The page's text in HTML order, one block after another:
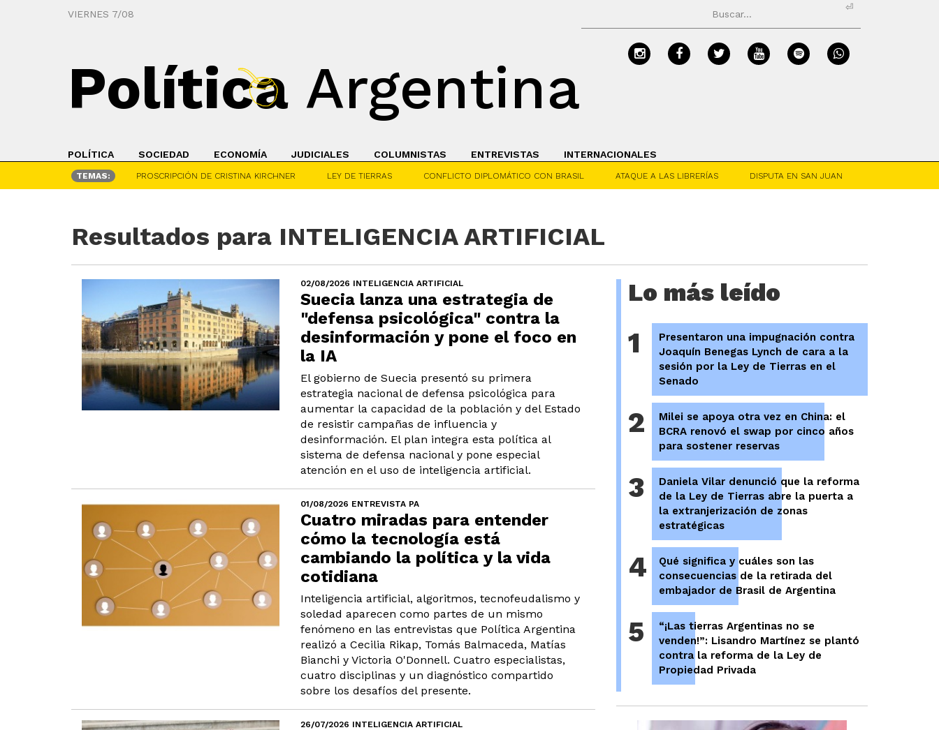
VIERNES 7/08
⏎
Política Argentina
POLÍTICA SOCIEDAD ECONOMÍA JUDICIALES COLUMNISTAS ENTREVISTAS INTERNACIONALES
TEMAS: PROSCRIPCIÓN DE CRISTINA KIRCHNER LEY DE TIERRAS CONFLICTO DIPLOMÁTICO CON BRASIL ATAQUE A LAS LIBRERÍAS DISPUTA EN SAN JUAN
Resultados para INTELIGENCIA ARTIFICIAL
02/08/2026 INTELIGENCIA ARTIFICIAL
Suecia lanza una estrategia de
"defensa psicológica" contra la
desinformación y pone el foco en
la IA
El gobierno de Suecia presentó su primera
estrategia nacional de defensa psicológica para
aumentar la capacidad de la población y del Estado
de resistir campañas de influencia y
desinformación. El plan integra esta política al
sistema de defensa nacional y pone especial
atención en el uso de inteligencia artificial.
01/08/2026 ENTREVISTA PA
Cuatro miradas para entender
cómo la tecnología está
cambiando la política y la vida
cotidiana
Inteligencia artificial, algoritmos, tecnofeudalismo y
soledad aparecen como partes de un mismo
fenómeno en las entrevistas que Política Argentina
realizó a Cecilia Rikap, Tomás Balmaceda, Matías
Bianchi y Victoria O'Donnell. Cuatro especialistas,
cuatro disciplinas y un diagnóstico compartido
sobre los desafíos del presente.
26/07/2026 INTELIGENCIA ARTIFICIAL
Lo más leído
1
Presentaron una impugnación contra
Joaquín Benegas Lynch de cara a la
sesión por la Ley de Tierras en el
Senado
2
Milei se apoya otra vez en China: el
BCRA renovó el swap por cinco años
para sostener reservas
3
Daniela Vilar denunció que la reforma
de la Ley de Tierras abre la puerta a
la extranjerización de zonas
estratégicas
4
Qué significa y cuáles son las
consecuencias de la retirada del
embajador de Brasil de Argentina
5
“¡Las tierras Argentinas no se
venden!”: Lisandro Martínez se plantó
contra la reforma de la Ley de
Propiedad Privada